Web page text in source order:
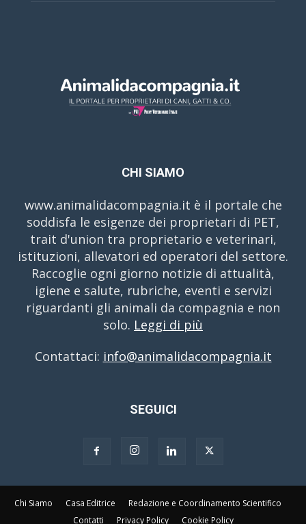
CHI SIAMO
www.animalidacompagnia.it è il portale che
soddisfa le esigenze dei proprietari di PET,
trait d'union tra proprietario e veterinari,
istituzioni, allevatori ed operatori del settore.
Raccoglie ogni giorno notizie di attualità,
igiene e salute, rubriche, eventi e servizi
riguardanti gli animali da compagnia e non
solo. Leggi di più
Contattaci: info@animalidacompagnia.it
SEGUICI
Chi Siamo Casa Editrice
Redazione e Coordinamento Scientifico
Contatti
Privacy Policy Cookie Policy